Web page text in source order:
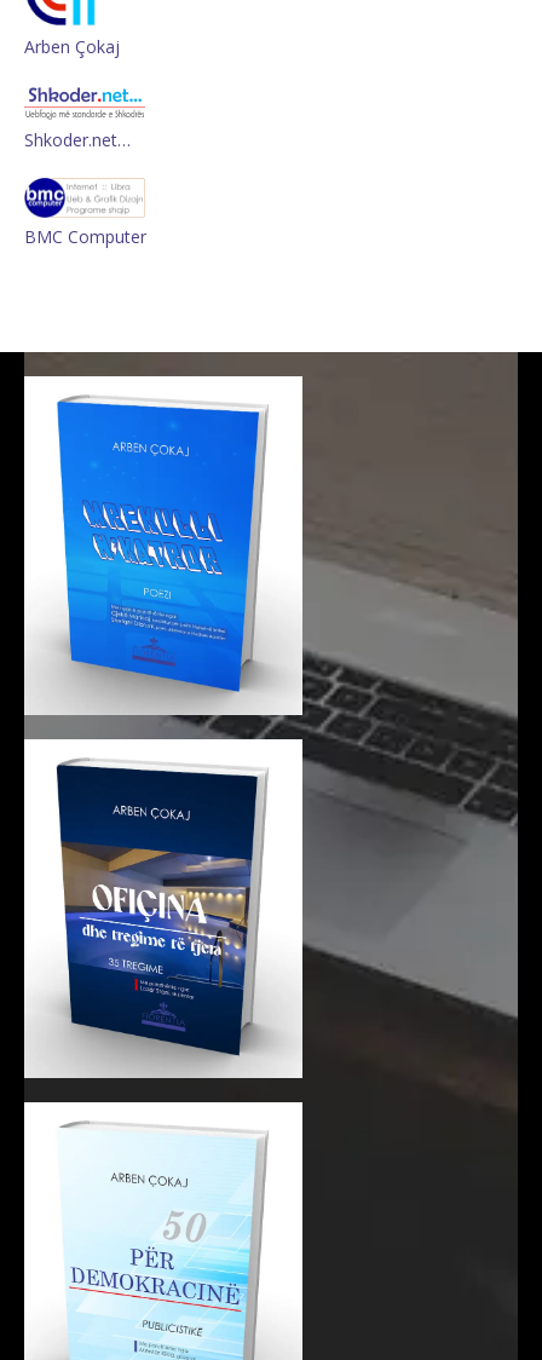
Arben Çokaj
Shkoder.net…
BMC Computer